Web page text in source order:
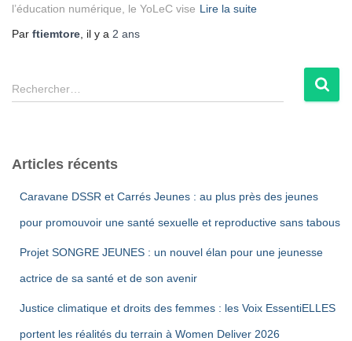
l’éducation numérique, le YoLeC vise Lire la suite
Par ftiemtore , il y a 2 ans
R
e
r
Rechercher…
Articles récents
Caravane DSSR et Carrés Jeunes : au plus près des jeunes
pour promouvoir une santé sexuelle et reproductive sans tabous
Projet SONGRE JEUNES : un nouvel élan pour une jeunesse
actrice de sa santé et de son avenir
Justice climatique et droits des femmes : les Voix EssentiELLES
portent les réalités du terrain à Women Deliver 2026